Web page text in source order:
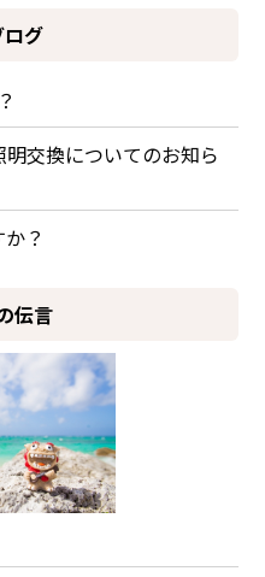
グ
交換についてのお知ら
？
伝言